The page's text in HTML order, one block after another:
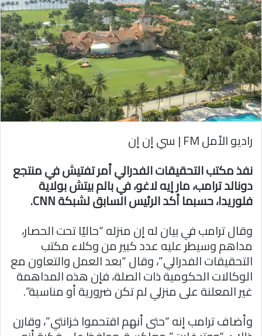
د
ا
إ
ل
ك
ت
ر
و
ن
ا راديو الأمل FM | سي إن إن
نفذ مكتب التحقيقات الفدرالي أمر تفتيش في منتجع
دونالد ترامب، مار إيه لاغو، في بالم بيتش بولاية
فلوريدا، حسبما أكد الرئيس السابق لشبكة CNN.
وقال ترامب في بيان له إن منزله “حاليًا تحت الحصار،
مداهم وسيطر عليه عدد كبير من وكلاء مكتب
التحقيقات الفدرالي”، وقال “بعد العمل والتعاون مع
الوكالات الحكومية ذات الصلة، فإن هذه المداهمة
غير المعلنة على منزلي لم تكن ضرورية أو مناسبة”.
وأضاف ترامب إنه “حتى أنهم اقتحموا خزانتي”، وقارن